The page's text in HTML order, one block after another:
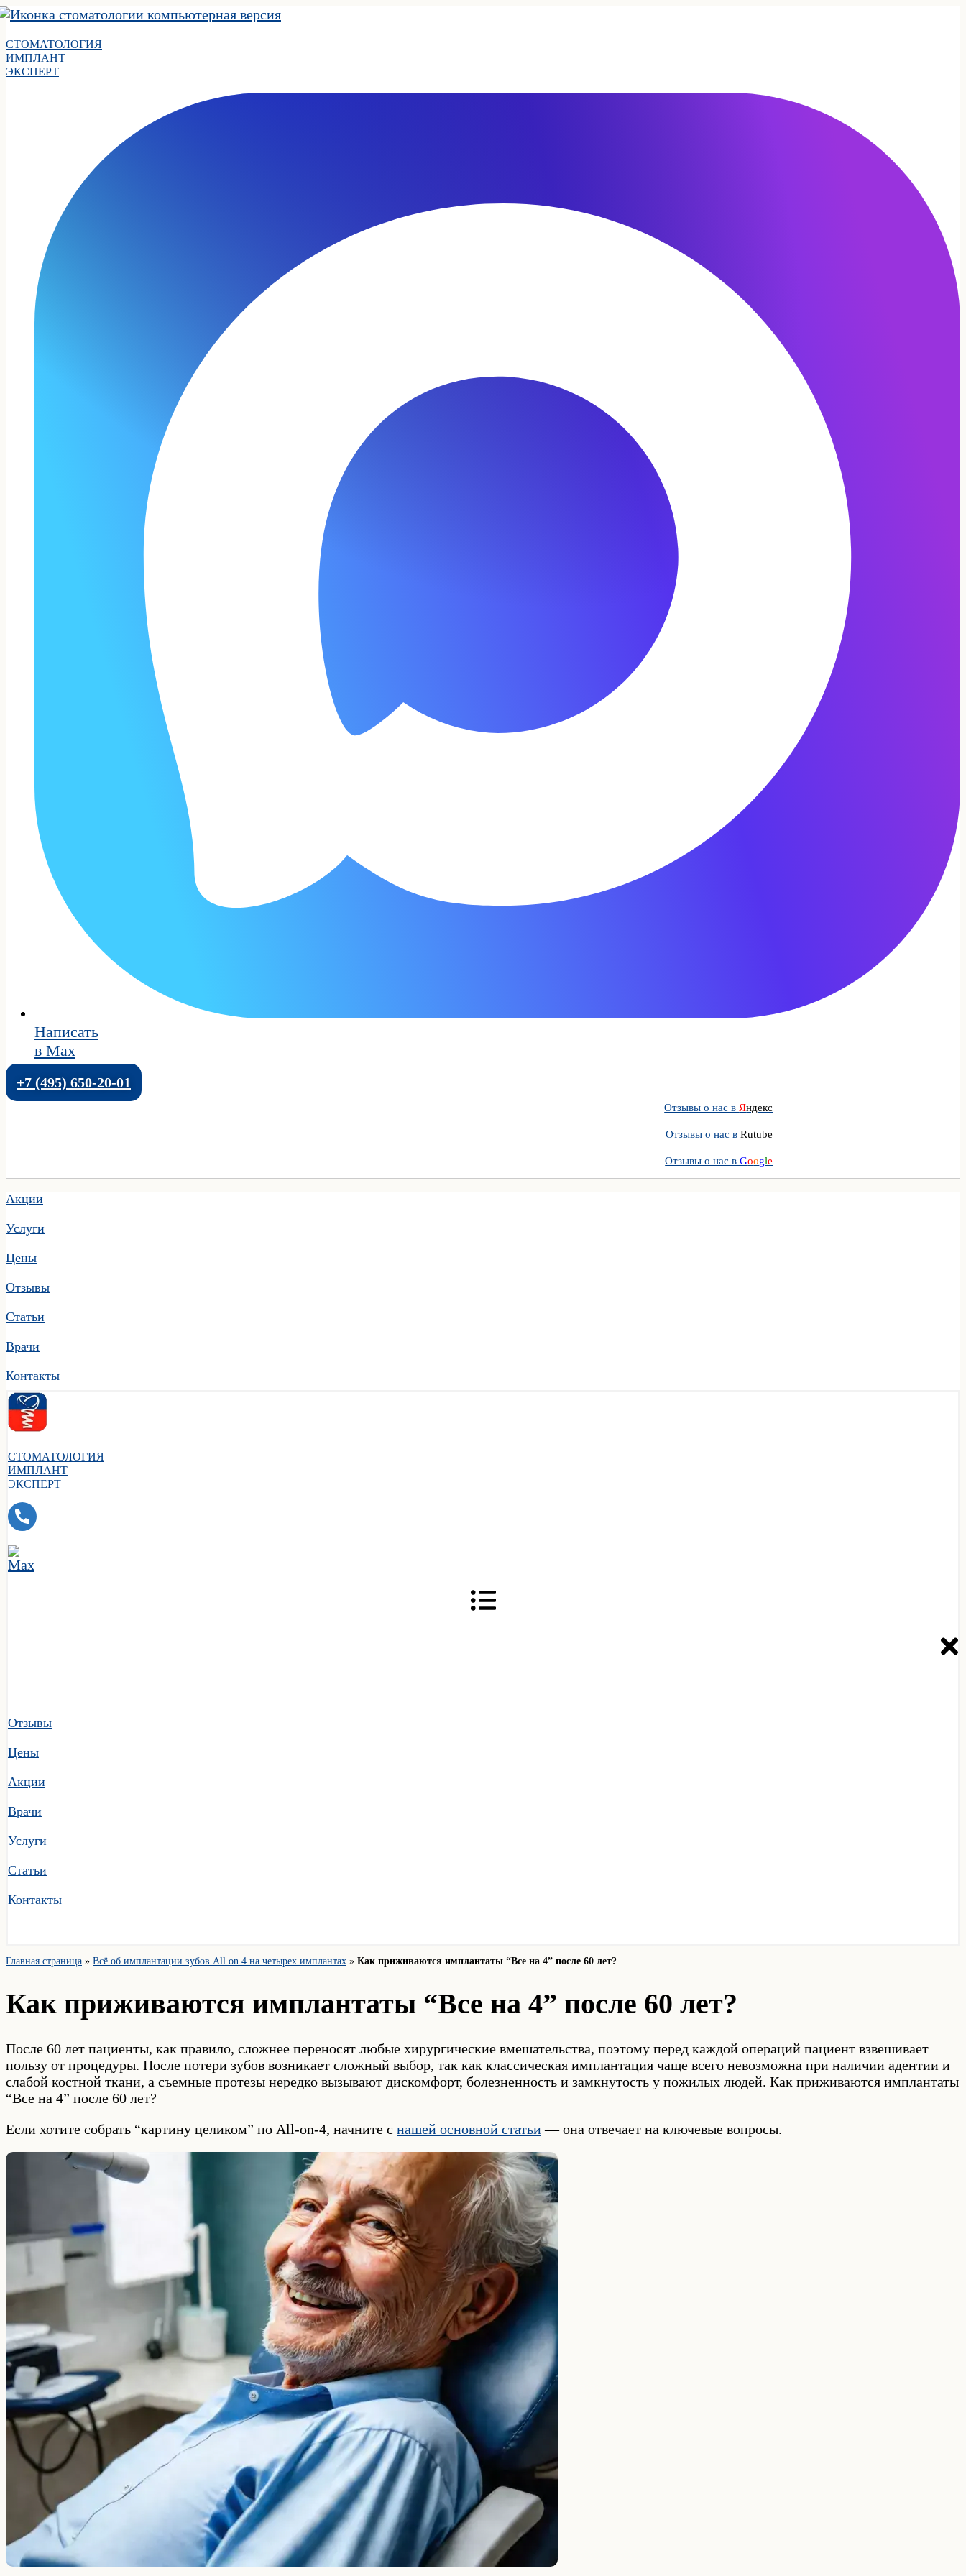
СТОМАТОЛОГИЯ
ИМПЛАНТ
ЭКСПЕРТ
Написать
в Max
+7 (495) 650-20-01
Отзывы о нас в Яндекс
Отзывы о нас вRutube
Отзывы о нас вGoogle
Акции
Услуги
Цены
Отзывы
Статьи
Врачи
Контакты
СТОМАТОЛОГИЯ
ИМПЛАНТ
ЭКСПЕРТ
Отзывы
Цены
Акции
Врачи
Услуги
Статьи
Контакты
Главная страница » Всё об имплантации зубов All on 4 на четырех имплантах » Как приживаются имплантаты “Все на 4” после 60 лет?
Как приживаются имплантаты “Все на 4” после 60 лет?
После 60 лет пациенты, как правило, сложнее переносят любые хирургические вмешательства, поэтому перед каждой операций пациент взвешивает
пользу от процедуры. После потери зубов возникает сложный выбор, так как классическая имплантация чаще всего невозможна при наличии адентии и
слабой костной ткани, а съемные протезы нередко вызывают дискомфорт, болезненность и замкнутость у пожилых людей. Как приживаются имплантаты
“Все на 4” после 60 лет?
Если хотите собрать “картину целиком” по All-on-4, начните с нашей основной статьи— она отвечает на ключевые вопросы.